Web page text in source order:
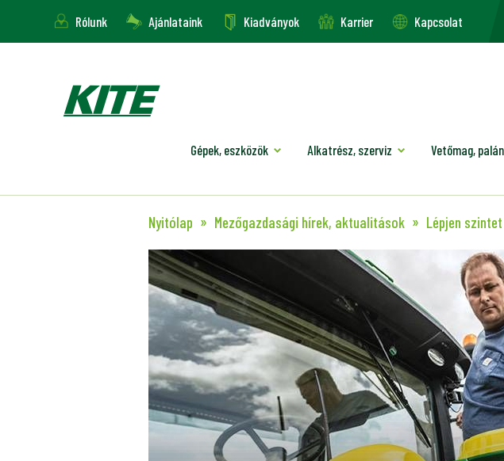
Rólunk Ajánlataink Kiadványok Karrier Kapcsolat
Gépek, eszközök Alkatrész, szerviz Vetőmag,
Nyitólap Mezőgazdasági hírek, aktualitások Lépjen